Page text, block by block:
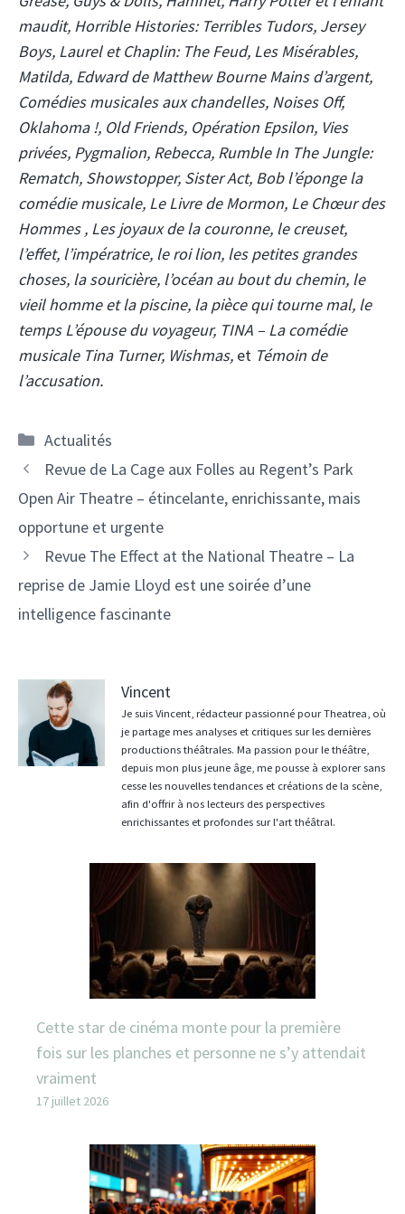
maudit, Horrible Histories: Terribles Tudors, Jersey
Boys, Laurel et Chaplin: The Feud, Les Misérables,
Matilda, Edward de Matthew Bourne Mains d’argent,
Comédies musicales aux chandelles, Noises Off,
Oklahoma !, Old Friends, Opération Epsilon, Vies
privées, Pygmalion, Rebecca, Rumble In The Jungle:
Rematch, Showstopper, Sister Act, Bob l’éponge la
comédie musicale, Le Livre de Mormon, Le Chœur des
Hommes , Les joyaux de la couronne, le creuset,
l’effet, l’impératrice, le roi lion, les petites grandes
choses, la souricière, l’océan au bout du chemin, le
vieil homme et la piscine, la pièce qui tourne mal, le
temps L’épouse du voyageur, TINA – La comédie
musicale Tina Turner, Wishmas, et Témoin de
l’accusation.
Catégories
Actualités
Revue de La Cage aux Folles au Regent’s Park
Open Air Theatre – étincelante, enrichissante, mais
opportune et urgente
Revue The Effect at the National Theatre – La
reprise de Jamie Lloyd est une soirée d’une
intelligence fascinante
Vincent
Je suis Vincent, rédacteur passionné pour Theatrea, où
je partage mes analyses et critiques sur les dernières
productions théâtrales. Ma passion pour le théâtre,
depuis mon plus jeune âge, me pousse à explorer sans
cesse les nouvelles tendances et créations de la scène,
afin d'offrir à nos lecteurs des perspectives
enrichissantes et profondes sur l'art théâtral.
Cette star de cinéma monte pour la première
fois sur les planches et personne ne s’y attendait
vraiment
17 juillet 2026